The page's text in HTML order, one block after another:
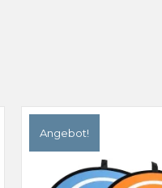
Angebot!